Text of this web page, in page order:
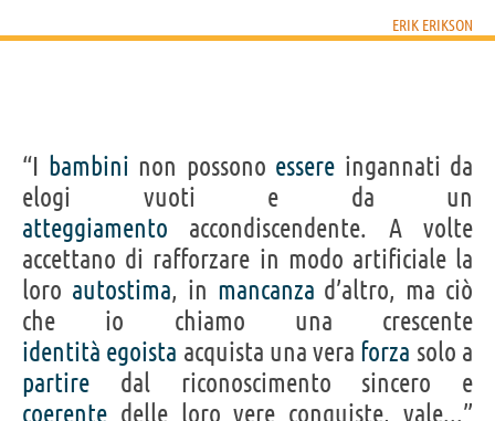
ERIK ERIKSON
“I bambini non possono essere ingannati da
elogi vuoti e da un
atteggiamento accondiscendente. A volte
accettano di rafforzare in modo artificiale la
loro autostima, in mancanza d’altro, ma ciò
che io chiamo una crescente
identità egoista acquista una vera forza solo a
partire dal riconoscimento sincero e
coerente delle loro vere conquiste, vale...”